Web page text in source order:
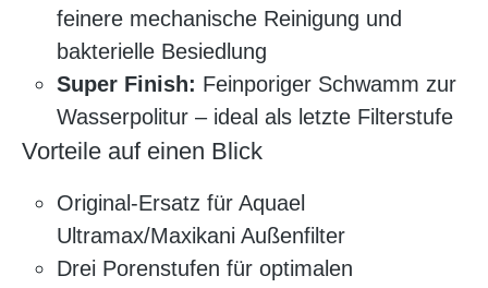
feinere mechanische Reinigung und
bakterielle Besiedlung
Super Finish: Feinporiger Schwamm zur
Wasserpolitur – ideal als letzte Filterstufe
Vorteile auf einen Blick
Original-Ersatz für Aquael
Ultramax/Maxikani Außenfilter
Drei Porenstufen für optimalen